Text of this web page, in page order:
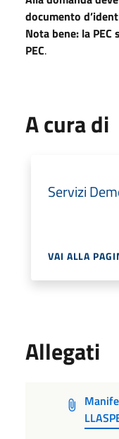
documento
Nota bene: la
PEC.
A cura di
Servizi
VAI ALLA
Allegati